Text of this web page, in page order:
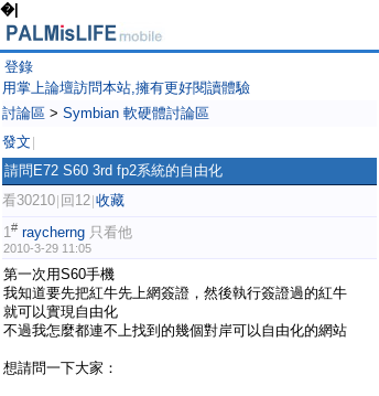
�|
登錄
用掌上論壇訪問本站,擁有更好閱讀體驗
討論區 > Symbian 軟硬體討論區
發文
請問E72 S60 3rd fp2系統的自由化
看30210 回12 收藏
1# raycherng 只看他
2010-3-29 11:05
第一次用S60手機
我知道要先把紅牛先上網簽證，然後執行簽證過的紅牛
就可以實現自由化
不過我怎麼都連不上找到的幾個對岸可以自由化的網站
想請問一下大家：